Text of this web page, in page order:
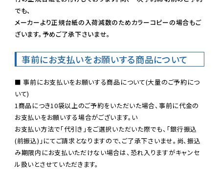
でも、
メーカーより正規台紙の入荷減数のためカラーコピーの場合もご
ざいます。予めご了承下さいませ。
事前にお支払いをお願いする商品について
■ 事前にお支払いをお願いする商品について(大量のご予約につ
いて)
1商品につき10袋以上のご予約をいただいた場合、事前に代金の
お支払いをお願いする場合がございます。い
お支払い方法で「代引き」をご選択いただいた際でも、「銀行振込
(前振込)」にてご請求となりますので、ご了承下さいませ。尚、振込
み期限内にお支払いただけない場合は、恐れ入りますがキャンセ
ル扱いとさせていただきます。